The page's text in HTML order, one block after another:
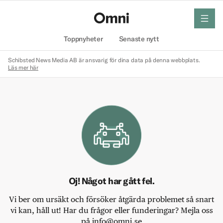
Toppnyheter Senaste nytt
meny
Schibsted News Media AB är ansvarig för dina data på denna webbplats.
Läs mer här
Oj! Något har gått fel.
Vi ber om ursäkt och försöker åtgärda problemet så snart
vi kan, håll ut! Har du frågor eller funderingar? Mejla oss